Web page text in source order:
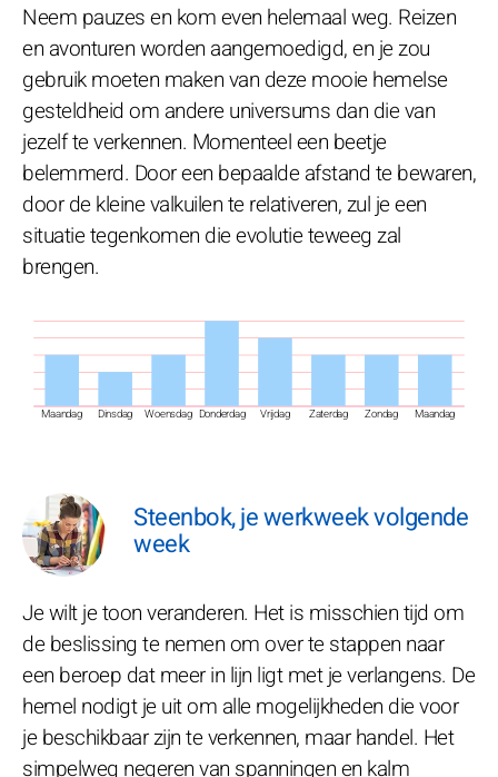
Maandag Dinsdag Woensdag Donderdag Vrijdag Zaterdag Zondag Maandag
Neem pauzes en kom even helemaal weg. Reizen
en avonturen worden aangemoedigd, en je zou
gebruik moeten maken van deze mooie hemelse
gesteldheid om andere universums dan die van
jezelf te verkennen. Momenteel een beetje
belemmerd. Door een bepaalde afstand te bewaren,
door de kleine valkuilen te relativeren, zul je een
situatie tegenkomen die evolutie teweeg zal
brengen.
Steenbok, je werkweek volgende
week
Je wilt je toon veranderen. Het is misschien tijd om
de beslissing te nemen om over te stappen naar
een beroep dat meer in lijn ligt met je verlangens. De
hemel nodigt je uit om alle mogelijkheden die voor
je beschikbaar zijn te verkennen, maar handel. Het
simpelweg negeren van spanningen en kalm